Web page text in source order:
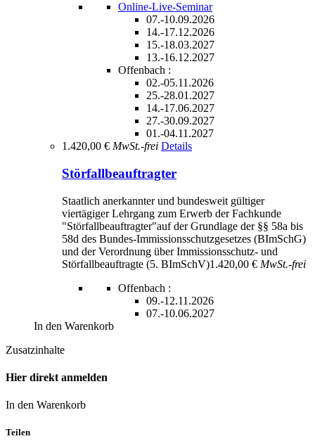
Online-Live-Seminar
07.-10.09.2026
14.-17.12.2026
15.-18.03.2027
13.-16.12.2027
Offenbach :
02.-05.11.2026
25.-28.01.2027
14.-17.06.2027
27.-30.09.2027
01.-04.11.2027
1.420,00 € MwSt.-frei Details
Störfallbeauftragter
Staatlich anerkannter und bundesweit gültiger
viertägiger Lehrgang zum Erwerb der Fachkunde
"Störfallbeauftragter"auf der Grundlage der §§ 58a bis
58d des Bundes-Immissionsschutzgesetzes (BImSchG)
und der Verordnung über Immissionsschutz- und
Störfallbeauftragte (5. BImSchV)1.420,00 € MwSt.-frei
Offenbach :
09.-12.11.2026
07.-10.06.2027
In den Warenkorb
Zusatzinhalte
Hier direkt anmelden
In den Warenkorb
Teilen